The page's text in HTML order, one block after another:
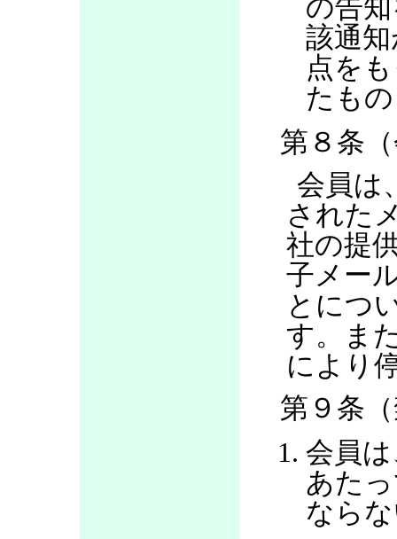
の告
該通
点を
たも
第８条
会員は
された
社の提
子メー
とにつ
す。ま
により
第９条
会員
あた
なら